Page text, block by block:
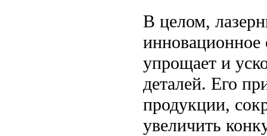
В целом,
инновационное
упрощает и
деталей. Его
продукции,
увеличить